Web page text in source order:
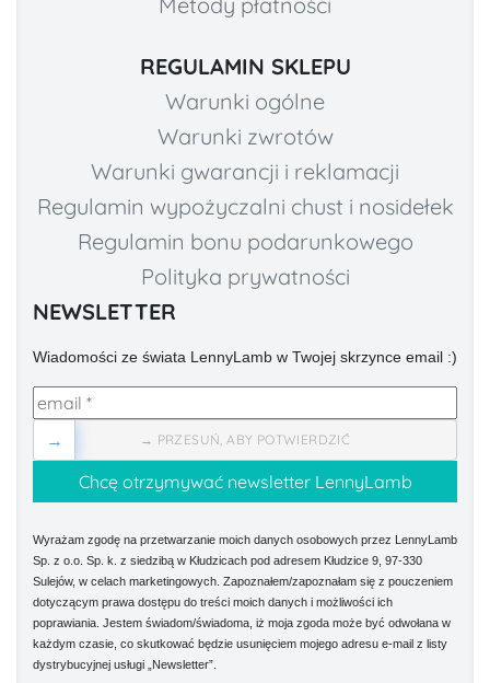
REGULAMIN SKLEPU
Warunki ogólne
Warunki zwrotów
Warunki gwarancji i reklamacji
Regulamin wypożyczalni chust i nosidełek
Regulamin bonu podarunkowego
Polityka prywatności
NEWSLETTER
Wiadomości ze świata LennyLamb w Twojej skrzynce email :)
→ PRZESUŃ, ABY POTWIERDZIĆ
→
Wyrażam zgodę na przetwarzanie moich danych osobowych przez LennyLamb
Sp. z o.o. Sp. k. z siedzibą w Kłudzicach pod adresem Kłudzice 9, 97-330
Sulejów, w celach marketingowych. Zapoznałem/zapoznałam się z pouczeniem
dotyczącym prawa dostępu do treści moich danych i możliwości ich
poprawiania. Jestem świadom/świadoma, iż moja zgoda może być odwołana w
każdym czasie, co skutkować będzie usunięciem mojego adresu e-mail z listy
dystrybucyjnej usługi „Newsletter”.